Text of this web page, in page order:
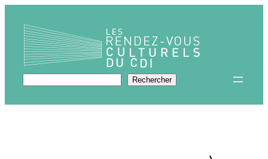
contenu
Rechercher Rechercher